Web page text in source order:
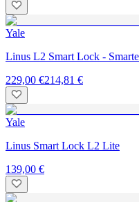
Yale
Linus L2 Smart Lock -
229,00 €214,81 €
Yale
Linus Smart Lock L2 Lite
139,00 €